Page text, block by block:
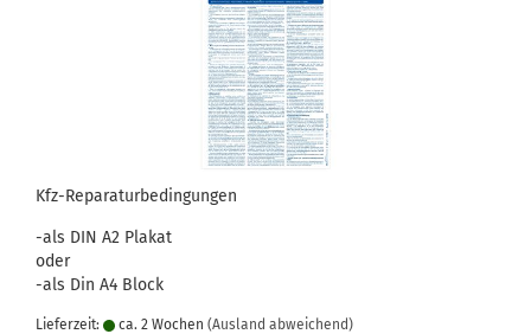
Kfz-Reparaturbedingungen
-als DIN A2 Plakat
oder
-als Din A4 Block
Lieferzeit: ca. 2 Wochen (Ausland abweichend)